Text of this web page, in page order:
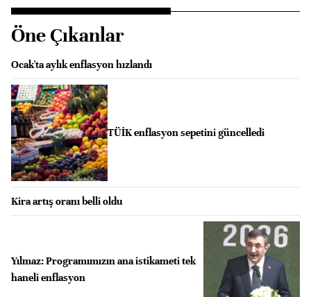
Öne Çıkanlar
Ocak'ta aylık enflasyon hızlandı
TÜİK enflasyon sepetini güncelledi
Kira artış oranı belli oldu
Yılmaz: Programımızın ana istikameti tek
haneli enflasyon